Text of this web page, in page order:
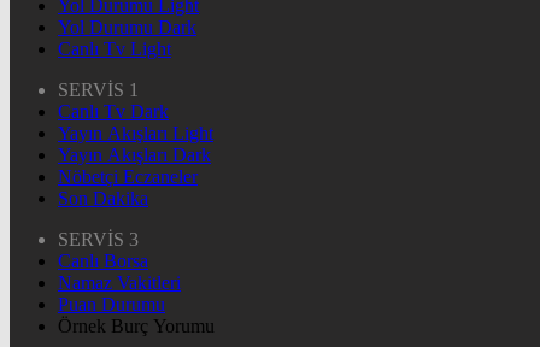
Yol Durumu Light
Yol Durumu Dark
Canlı Tv Light
SERVİS 1
Canlı Tv Dark
Yayın Akışları Light
Yayın Akışları Dark
Nöbetçi Eczaneler
Son Dakika
SERVİS 3
Canlı Borsa
Namaz Vakitleri
Puan Durumu
Örnek Burç Yorumu